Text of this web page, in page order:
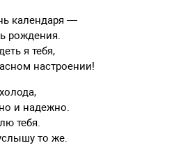
календаря —
рождения.
я тебя,
настроении!
и надежно.
тебя.
то же.